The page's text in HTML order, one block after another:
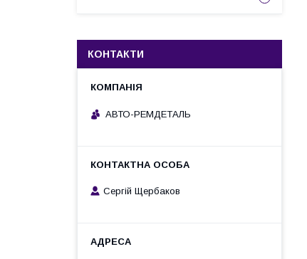
КОНТАКТИ
АВТО-РЕМДЕТАЛЬ
Сергій Щербаков